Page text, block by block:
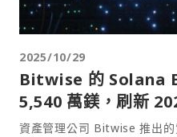
2025/10/29
Bitwise 的 Solana
5,540 萬鎂，刷新
資產管理公司 Bitwise 推出